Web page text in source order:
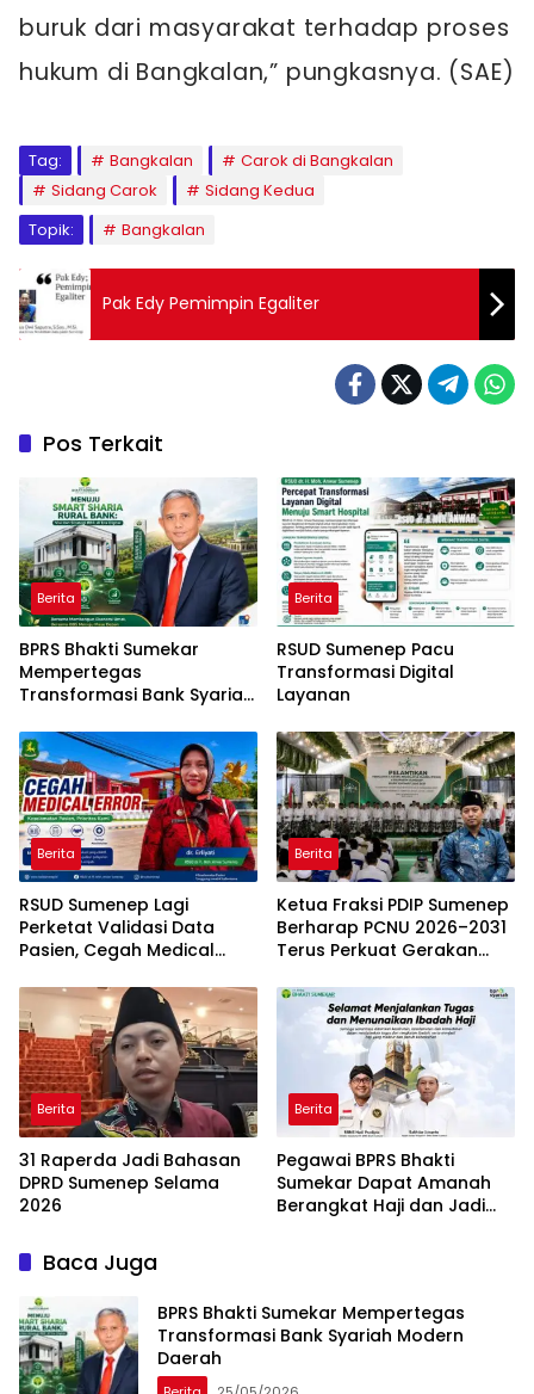
buruk dari masyarakat terhadap proses
hukum di Bangkalan,” pungkasnya. (SAE)
Tag: Bangkalan
Carok di Bangkalan
Sidang Carok
Sidang Kedua
Topik:
Bangkalan
Pak Edy Pemimpin Egaliter
Pos Terkait
Berita
BPRS Bhakti Sumekar
Mempertegas
Transformasi Bank Syariah
Berita
RSUD Sumenep Pacu
Transformasi Digital
Layanan
Berita
RSUD Sumenep Lagi
Perketat Validasi Data
Pasien, Cegah Medical
Berita
Ketua Fraksi PDIP Sumenep
Berharap PCNU 2026–2031
Terus Perkuat Gerakan
Berita
31 Raperda Jadi Bahasan
DPRD Sumenep Selama
2026
Berita
Pegawai BPRS Bhakti
Sumekar Dapat Amanah
Berangkat Haji dan Jadi
Baca Juga
BPRS Bhakti Sumekar Mempertegas
Transformasi Bank Syariah Modern
Daerah